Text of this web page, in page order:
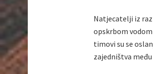
Natjecatelji iz
opskrbom
timovi su se
zajedništva